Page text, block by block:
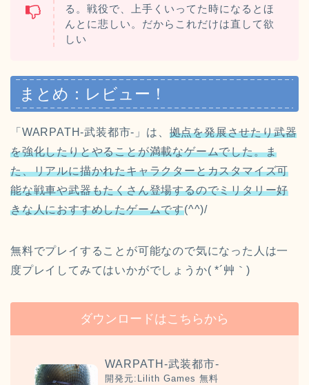
る。戦役で、上手くいってた時になるとほ
んとに悲しい。だからこれだけは直して欲
しい
まとめ：レビュー！
「WARPATH‐武装都市‐」は、 拠点を発展させたり武器
を強化したりとやることが満載なゲームでした。ま
た、リアルに描かれたキャラクターとカスタマイズ可
能な戦車や武器もたくさん登場するのでミリタリー好
きな人におすすめしたゲームです(^^)/
無料でプレイすることが可能なので気になった人は一
度プレイしてみてはいかがでしょうか( *´艸｀)
ダウンロードはこちらから
WARPATH-武装都市-
開発元: Lilith Games 無料